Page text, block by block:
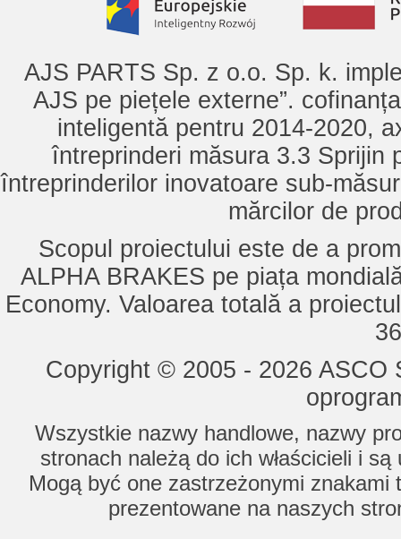
AJS PARTS Sp. z o.o. Sp. k.
AJS pe piețele externe”.
inteligentă pentru 2014-2020,
întreprinderi măsura 3.3 Sprijin
întreprinderilor inovatoare sub-
mărcilor de
Scopul proiectului este de a
ALPHA BRAKES pe piața
Economy. Valoarea totală a
Copyright © 2005 - 2026
Wszystkie nazwy handlowe, nazwy
stronach należą do ich właścicieli i
Mogą być one zastrzeżonymi znakami
prezentowane na naszych